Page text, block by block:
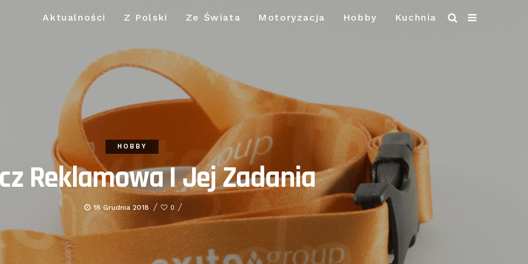
Aktualności Z Polski Ze Świata Motoryzacja Hobby Kuchnia
HOBBY
Reklamowa I Jej Zadania
18 Grudnia 2018 0